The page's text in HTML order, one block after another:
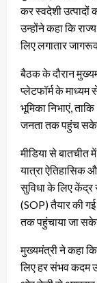
कर स्वदेशी उत्पादों
उन्होंने कहा कि
लिए लगातार
बैठक के दौरान
प्लेटफॉर्म के माध्यम
भूमिका निभाएं,
जनता तक पहुंच
मीडिया से बातचीत
यात्रा ऐतिहासिक
सुविधा के लिए केंद्र
(SOP) तैयार की
तक पहुंचाया जा
मुख्यमंत्री ने कहा
लिए हर संभव कदम